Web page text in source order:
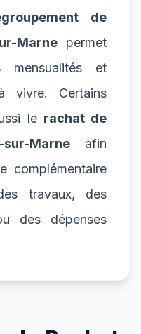
de
Marne permet
et
vivre. Certains
le rachat de
Marne afin
complémentaire
travaux, des
des dépenses